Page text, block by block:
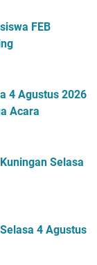
FEB
4 Agustus 2026
Acara
Selasa
4 Agustus